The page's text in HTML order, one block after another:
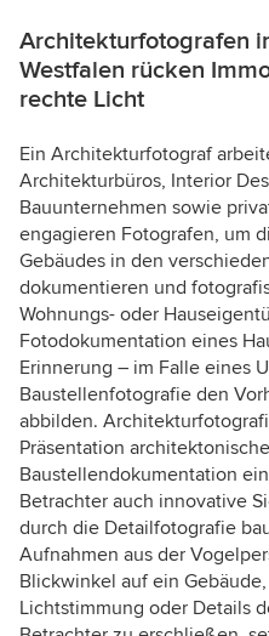
Architekturfotografen
Westfalen rücken
rechte Licht
Ein Architekturfotograf
Architekturbüros, Interior
Bauunternehmen sowie
engagieren Fotografen, um
Gebäudes in den
dokumentieren und
Wohnungs- oder
Fotodokumentation eines
Erinnerung – im Falle eines
Baustellenfotografie den
abbilden.
Präsentation
Baustellendokumentation
Betrachter auch innovative
durch die Detailfotografie
Aufnahmen aus der
Blickwinkel auf ein
Lichtstimmung oder Details